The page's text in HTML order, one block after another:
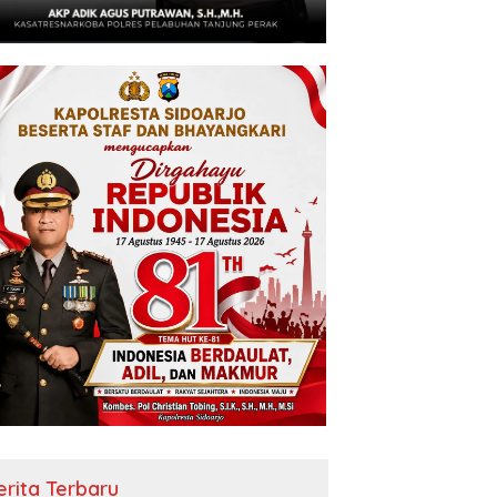
Terbaru